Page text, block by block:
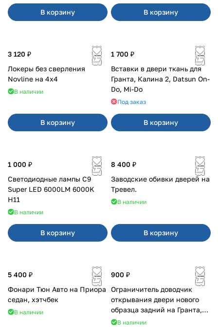
В корзину В корзину
3 120 ₽
Локеры без сверления
Novline на 4х4
В наличии
В корзину
1 700 ₽
Вставки в двери ткань для
Гранта, Калина 2, Datsun On-
Do, Mi-Do
Под заказ
В корзину
1 000 ₽
Светодиодные лампы C9
Super LED 6000LM 6000K
H11
В наличии
В корзину
8 400 ₽
Заводские обивки дверей на
Тревел.
В наличии
В корзину
5 400 ₽
Фонари Тюн Авто на Приора
седан, хэтчбек
В наличии
900 ₽
Ограничитель доводчик
открывания двери нового
образца задний на Гранта,
Урбан
В наличии